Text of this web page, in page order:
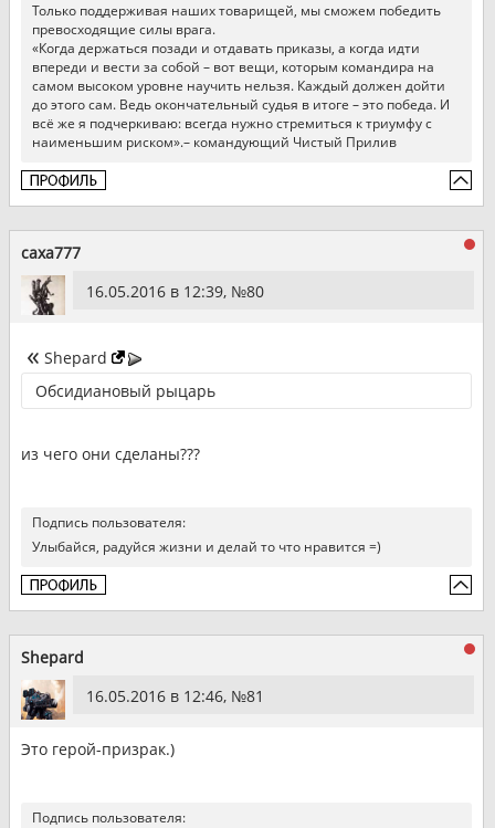
Только поддерживая наших товарищей, мы сможем победить
превосходящие силы врага.
«Когда держаться позади и отдавать приказы, а когда идти
впереди и вести за собой – вот вещи, которым командира на
самом высоком уровне научить нельзя. Каждый должен дойти
до этого сам. Ведь окончательный судья в итоге – это победа. И
всё же я подчеркиваю: всегда нужно стремиться к триумфу с
наименьшим риском».– командующий Чистый Прилив
caxa777
16.05.2016 в 12:39, №80
Shepard
Обсидиановый рыцарь
из чего они сделаны???
Подпись пользователя:
Улыбайся, радуйся жизни и делай то что нравится =)
Shepard
16.05.2016 в 12:46, №81
Это герой-призрак.)
Подпись пользователя: